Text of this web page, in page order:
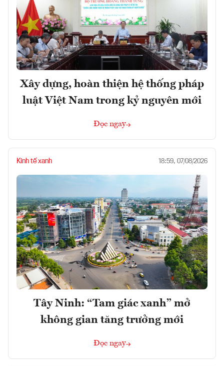
Xây dựng, hoàn thiện hệ thống pháp
luật Việt Nam trong kỷ nguyên mới
Đọc ngay
Kinh tế xanh 18:59, 07/08/2026
Tây Ninh: “Tam giác xanh” mở
không gian tăng trưởng mới
Đọc ngay